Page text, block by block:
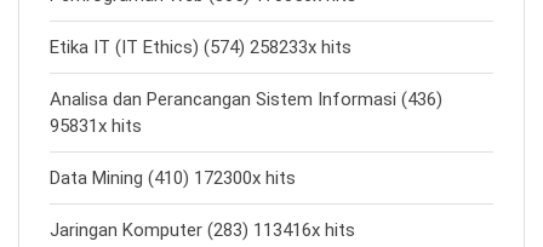
Etika IT (IT Ethics) (574) 258233x hits
Analisa dan Perancangan Sistem Informasi (436)
95831x hits
Data Mining (410) 172300x hits
Jaringan Komputer (283) 113416x hits